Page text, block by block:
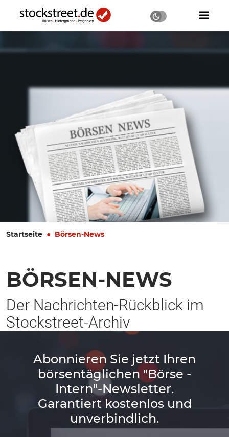
Startseite Börsen-News
BÖRSEN-NEWS
Der Nachrichten-Rückblick im
Stockstreet-Archiv
Abonnieren Sie jetzt Ihren
börsentäglichen "Börse -
Intern"-Newsletter.
Garantiert kostenlos und
unverbindlich.